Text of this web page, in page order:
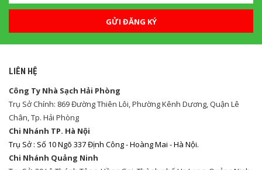
GỬI ĐĂNG KÝ
LIÊN HỆ
Công Ty Nhà Sạch Hải Phòng
Trụ Sở Chính: 869 Đường Thiên Lôi, Phường Kênh Dương, Quận Lê
Chân, Tp. Hải Phòng
Chi Nhánh TP. Hà Nội
Trụ Sở : Số 10 Ngõ 337 Định Công - Hoàng Mai - Hà Nội.
Chi Nhánh Quảng Ninh